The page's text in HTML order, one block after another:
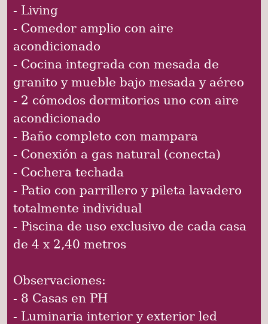
- Living
- Comedor amplio con aire
acondicionado
- Cocina integrada con mesada de
granito y mueble bajo mesada y aéreo
- 2 cómodos dormitorios uno con aire
acondicionado
- Baño completo con mampara
- Conexión a gas natural (conecta)
- Cochera techada
- Patio con parrillero y pileta lavadero
totalmente individual
- Piscina de uso exclusivo de cada casa
de 4 x 2,40 metros
Observaciones:
- 8 Casas en PH
- Luminaria interior y exterior led